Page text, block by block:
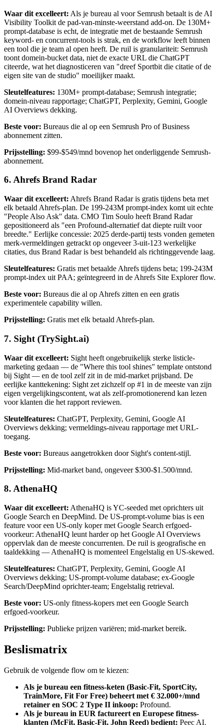
Waar dit excelleert: Als je bureau al voor Semrush betaalt is de AI
Visibility Toolkit de pad-van-minste-weerstand add-on. De 130M+
prompt-database is echt, de integratie met de bestaande Semrush
keyword- en concurrent-tools is strak, en de workflow leeft binnen
een tool die je team al open heeft. De ruil is granulariteit: Semrush
toont domein-bucket data, niet de exacte URL die ChatGPT
citeerde, wat het diagnosticeren van "dreef Sportbit die citatie of de
eigen site van de studio" moeilijker maakt.
Sleutelfeatures: 130M+ prompt-database; Semrush integratie;
domein-niveau rapportage; ChatGPT, Perplexity, Gemini, Google
AI Overviews dekking.
Beste voor: Bureaus die al op een Semrush Pro of Business
abonnement zitten.
Prijsstelling: $99-$549/mnd bovenop het onderliggende Semrush-
abonnement.
6. Ahrefs Brand Radar
Waar dit excelleert: Ahrefs Brand Radar is gratis tijdens beta met
elk betaald Ahrefs-plan. De 199-243M prompt-index komt uit echte
"People Also Ask" data. CMO Tim Soulo heeft Brand Radar
gepositioneerd als "een Profound-alternatief dat diepte ruilt voor
breedte." Eerlijke concessie: 2025 derde-partij tests vonden gemeten
merk-vermeldingen getrackt op ongeveer 3-uit-123 werkelijke
citaties, dus Brand Radar is best behandeld als richtinggevende laag.
Sleutelfeatures: Gratis met betaalde Ahrefs tijdens beta; 199-243M
prompt-index uit PAA; geïntegreerd in de Ahrefs Site Explorer flow.
Beste voor: Bureaus die al op Ahrefs zitten en een gratis
experimentele capability willen.
Prijsstelling: Gratis met elk betaald Ahrefs-plan.
7. Sight (TrySight.ai)
Waar dit excelleert: Sight heeft ongebruikelijk sterke listicle-
marketing gedaan — de "Where this tool shines" template ontstond
bij Sight — en de tool zelf zit in de mid-market prijsband. De
eerlijke kanttekening: Sight zet zichzelf op #1 in de meeste van zijn
eigen vergelijkingscontent, wat als zelf-promotionerend kan lezen
voor klanten die het rapport reviewen.
Sleutelfeatures: ChatGPT, Perplexity, Gemini, Google AI
Overviews dekking; vermeldings-niveau rapportage met URL-
toegang.
Beste voor: Bureaus aangetrokken door Sight's content-stijl.
Prijsstelling: Mid-market band, ongeveer $300-$1.500/mnd.
8. AthenaHQ
Waar dit excelleert: AthenaHQ is YC-seeded met oprichters uit
Google Search en DeepMind. De US-prompt-volume bias is een
feature voor een US-only koper met Google Search erfgoed-
voorkeur: AthenaHQ leunt harder op het Google AI Overviews
oppervlak dan de meeste concurrenten. De ruil is geografische en
taaldekking — AthenaHQ is momenteel Engelstalig en US-skewed.
Sleutelfeatures: ChatGPT, Perplexity, Gemini, Google AI
Overviews dekking; US-prompt-volume database; ex-Google
Search/DeepMind oprichter-team; Engelstalig retrieval.
Beste voor: US-only fitness-kopers met een Google Search
erfgoed-voorkeur.
Prijsstelling: Publieke prijzen variëren; mid-market bereik.
Beslismatrix
Gebruik de volgende flow om te kiezen:
Als je bureau een fitness-keten (Basic-Fit, SportCity,
TrainMore, Fit For Free) beheert met € 32.000+/mnd
retainer en SOC 2 Type II inkoop: Profound.
Als je bureau in EUR factureert en Europese fitness-
klanten (McFit, Basic-Fit, John Reed) bedient: Peec AI.